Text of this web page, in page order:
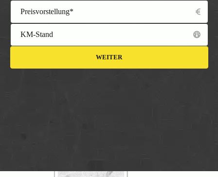
Preisvorstellung*
KM-Stand
WEITER